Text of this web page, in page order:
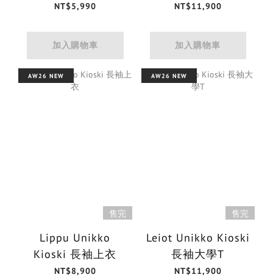
NT$5,990
加入購物車
NT$11,900
加入購物車
AW26 NEW
售完
Lippu Unikko
Kioski 長袖上衣
NT$8,900
AW26 NEW
售完
Leiot Unikko Kioski
長袖大學T
NT$11,900